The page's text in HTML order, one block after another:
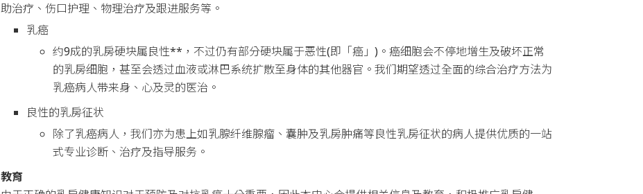
助治疗、伤口护理、物理治疗及跟进服务等。
乳癌
约9成的乳房硬块属良性**，不过仍有部分硬块属于恶性(即「癌」)。癌细胞会不停地增生及破坏正常
的乳房细胞，甚至会透过血液或淋巴系统扩散至身体的其他器官。我们期望透过全面的综合治疗方法为
乳癌病人带来身、心及灵的医治。
良性的乳房征状
除了乳癌病人，我们亦为患上如乳腺纤维腺瘤、囊肿及乳房肿痛等良性乳房征状的病人提供优质的一站
式专业诊断、治疗及指导服务。
教育